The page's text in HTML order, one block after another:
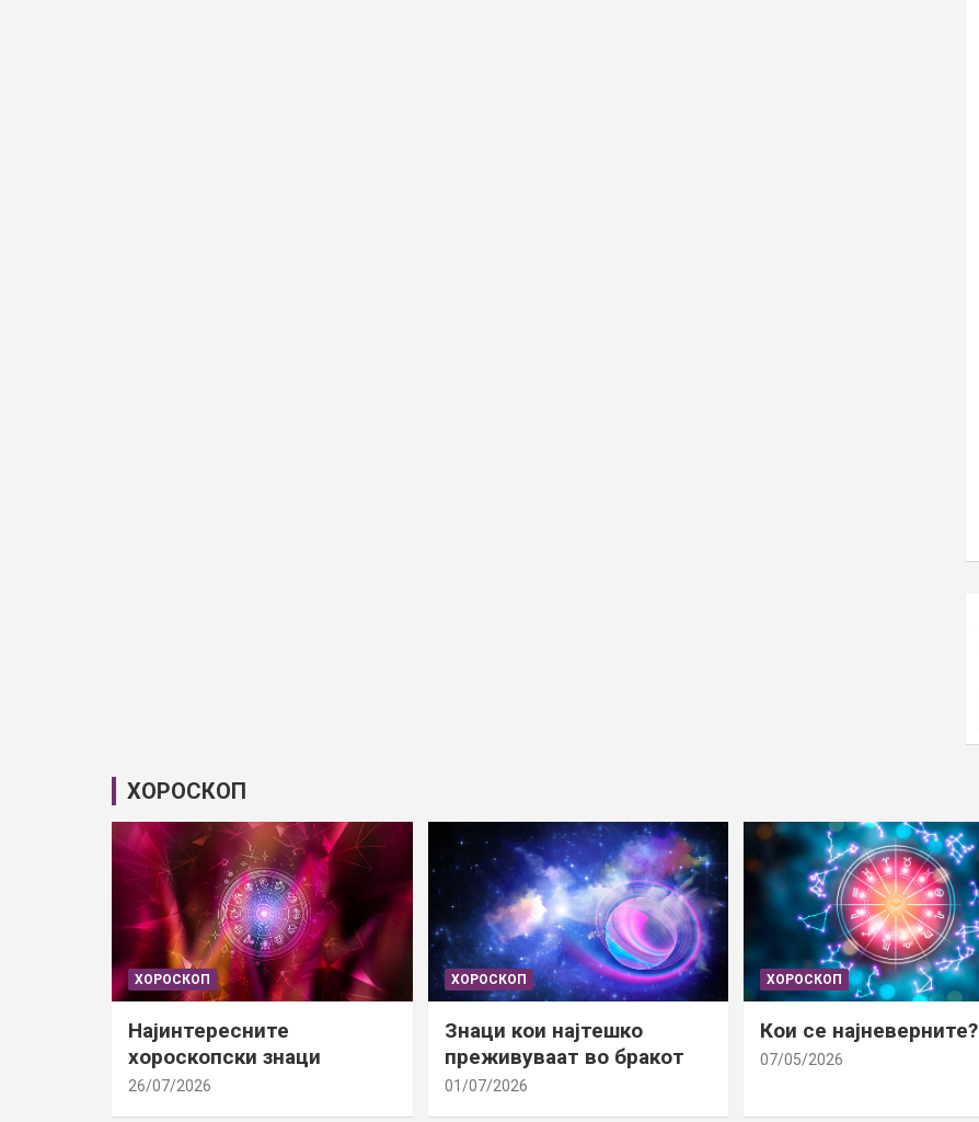
ХОРОСКОП
ХОРОСКОП
Најинтересните
хороскопски знаци
26/07/2026
ХОРОСКОП
Знаци кои најтешко
преживуваат во бракот
01/07/2026
ХОРОСКОП
Кои се најневерните?
07/05/2026